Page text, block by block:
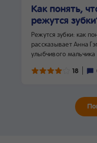
Как понять,
режутся
Режутся зубки: как
рассказывает Анна
улыбчивого
18